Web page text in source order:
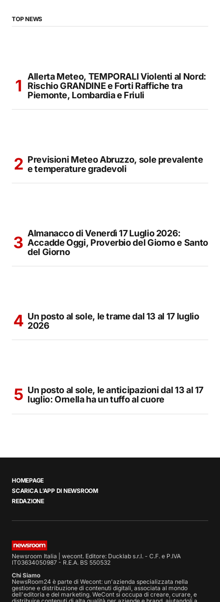
TOP NEWS
Allerta Meteo, TEMPORALI Violenti al Nord:
Rischio GRANDINE e Forti Raffiche tra
Piemonte, Lombardia e Friuli
Previsioni Meteo Abruzzo, sole prevalente
e temperature gradevoli
Almanacco di Venerdì 17 Luglio 2026:
Accadde Oggi, Proverbio del Giorno e Santo
del Giorno
Un posto al sole, le trame dal 13 al 17 luglio
2026
Un posto al sole, le anticipazioni dal 13 al 17
luglio: Ornella ha un tuffo al cuore
HOMEPAGE
SCARICA L’APP DI NEWSROOM
REDAZIONE
Newsroom Italia | wecont. Editore: Ducklab s.r.l. - C.F. e P.IVA
IT03634050987 - R.E.A. BS 550532
Chi Siamo
NewsRoom24 è parte di Wecont: un'azienda specializzata nella
gestione e distribuzione di contenuti digitali, associata al mondo
dell'editoria e del marketing. WeCont si occupa di creare, curare, e